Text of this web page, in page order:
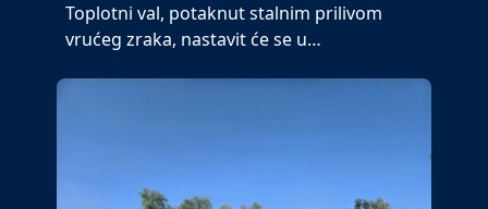
Toplotni val, potaknut stalnim prilivom
vrućeg zraka, nastavit će se u…